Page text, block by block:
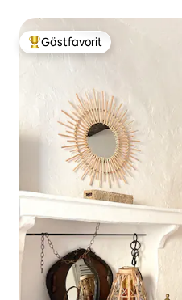
Populär gästfavorit
Gästfavorit